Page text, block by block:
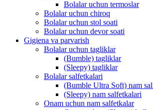
Bolalar uchun termoslar
Bolalar uchun chiroq
Bolalar uchun stol soati
Bolalar uchun devor soati
Gigiena va parvarish
Bolalar uchun tagliklar
(Bumble) tagliklar
(Sleepy) tagliklar
Bolalar salfetkalari
(Bumble Ultra Soft) nam
(Sleepy) nam salfetkalari
Onam uchun nam salfetkalar